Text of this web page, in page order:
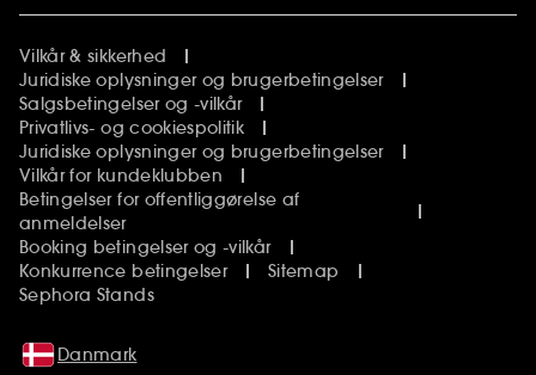
Vilkår & sikkerhed
Juridiske oplysninger og brugerbetingelser
Salgsbetingelser og -vilkår
Privatlivs- og cookiespolitik
Juridiske oplysninger og brugerbetingelser
Vilkår for kundeklubben
Betingelser for offentliggørelse af
anmeldelser
Booking betingelser og -vilkår
Konkurrence betingelser
Sitemap
Sephora Stands
Danmark